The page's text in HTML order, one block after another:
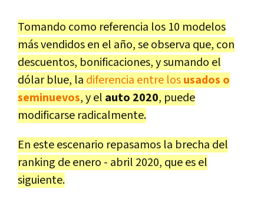
Tomando como referencia los 10 modelos
más vendidos en el año, se observa que, con
descuentos, bonificaciones, y sumando el
dólar blue, la diferencia entre losusados o
seminuevos, y el auto 2020, puede
modificarse radicalmente.
En este escenario repasamos la brecha del
ranking de enero - abril 2020, que es el
siguiente.